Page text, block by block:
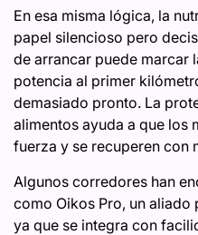
En esa misma lógica, la
papel silencioso pero
de arrancar puede marcar
potencia al primer
demasiado pronto. La
alimentos ayuda a que los
fuerza y se recuperen con
Algunos corredores han
como Oikos Pro, un aliado
ya que se integra con